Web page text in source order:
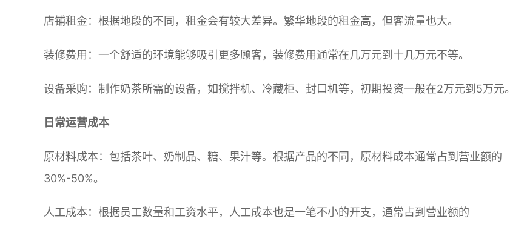
店铺租金：根据地段的不同，租金会有较大差异。繁华地段的租金高，但客流量也大。
装修费用：一个舒适的环境能够吸引更多顾客，装修费用通常在几万元到十几万元不等。
设备采购：制作奶茶所需的设备，如搅拌机、冷藏柜、封口机等，初期投资一般在2万元到5万元。
日常运营成本
原材料成本：包括茶叶、奶制品、糖、果汁等。根据产品的不同，原材料成本通常占到营业额的
30%-50%。
人工成本：根据员工数量和工资水平，人工成本也是一笔不小的开支，通常占到营业额的